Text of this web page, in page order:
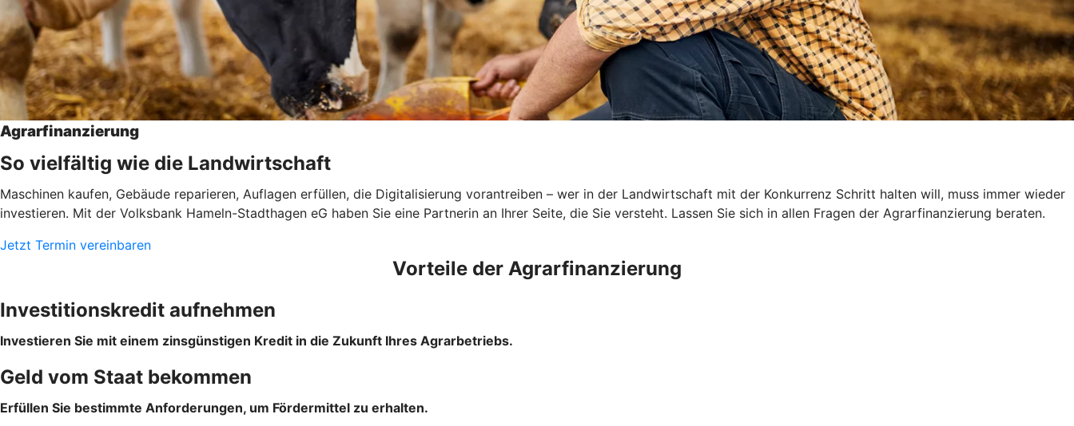
Agrarfinanzierung
So vielfältig wie die Landwirtschaft
Maschinen kaufen, Gebäude reparieren, Auflagen erfüllen, die Digitalisierung vorantreiben – wer in der Landwirtschaft mit der Konkurrenz Schritt halten will, muss immer wieder
investieren. Mit der Volksbank Hameln-Stadthagen eG haben Sie eine Partnerin an Ihrer Seite, die Sie versteht. Lassen Sie sich in allen Fragen der Agrarfinanzierung beraten.
Jetzt Termin vereinbaren
Vorteile der Agrarfinanzierung
Investitionskredit aufnehmen
Investieren Sie mit einem zinsgünstigen Kredit in die Zukunft Ihres Agrarbetriebs.
Geld vom Staat bekommen
Erfüllen Sie bestimmte Anforderungen, um Fördermittel zu erhalten.